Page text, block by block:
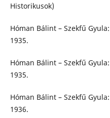
Historikusok)
Hóman Bálint – Szekfű
1935.
Hóman Bálint – Szekfű
1935.
Hóman Bálint – Szekfű
1936.